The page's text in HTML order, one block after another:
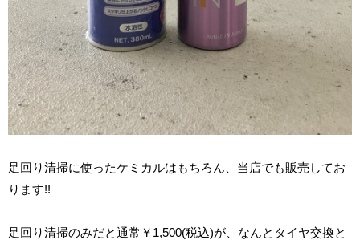
足回り清掃に使ったケミカルはもちろん、当店でも販売してお
ります!!
足回り清掃のみだと通常￥1,500(税込)が、なんとタイヤ交換と